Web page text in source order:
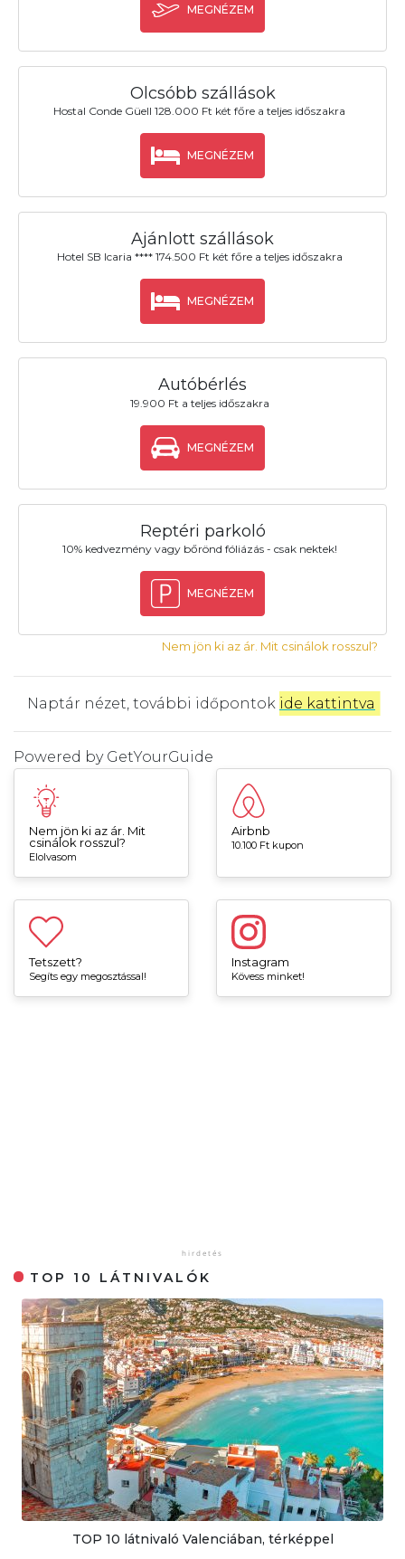
MEGNÉZEM
Olcsóbb szállások
Hostal Conde Güell 128.000 Ft két főre a teljes időszakra
MEGNÉZEM
Ajánlott szállások
Hotel SB Icaria **** 174.500 Ft két főre a teljes időszakra
MEGNÉZEM
Autóbérlés
19.900 Ft a teljes időszakra
MEGNÉZEM
Reptéri parkoló
10% kedvezmény vagy bőrönd fóliázás - csak nektek!
MEGNÉZEM
Nem jön ki az ár. Mit csinálok rosszul?
Naptár nézet, további időpontok ide kattintva
Powered by GetYourGuide
Nem jön ki az ár. Mit
csinálok rosszul?
Elolvasom
Airbnb
10.100 Ft kupon
Tetszett?
Segíts egy megosztással!
Instagram
Kövess minket!
TOP 10 LÁTNIVALÓK
TOP 10 látnivaló Valenciában, térképpel